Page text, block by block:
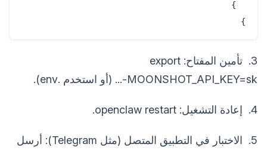
}
3. تأمين المفتاح: export
MOONSHOT_API_KEY=sk-... (أو استخدم .env).
4. إعادة التشغيل: openclaw restart.
5. الاختبار في التطبيق المتصل (مثل Telegram): أرسل